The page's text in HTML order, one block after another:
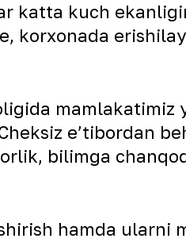
katta kuch
korxonada
mamlakatimiz
eʼtibordan
bilimga
hamda ularni